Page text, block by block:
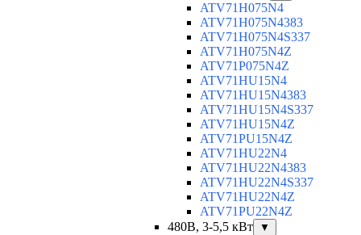
ATV71H075N4
ATV71H075N4383
ATV71H075N4S337
ATV71H075N4Z
ATV71P075N4Z
ATV71HU15N4
ATV71HU15N4383
ATV71HU15N4S337
ATV71HU15N4Z
ATV71PU15N4Z
ATV71HU22N4
ATV71HU22N4383
ATV71HU22N4S337
ATV71HU22N4Z
ATV71PU22N4Z
480В, 3-5,5 кВт
▼